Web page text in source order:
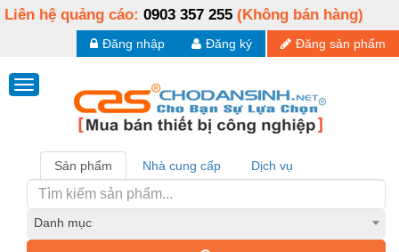
Liên hệ quảng cáo: 0903 357 255 (Không bán hàng)
Đăng sản phẩm
Đăng ký
Đăng nhập
Sản phẩm Nhà cung cấp Dịch vụ
Danh mục